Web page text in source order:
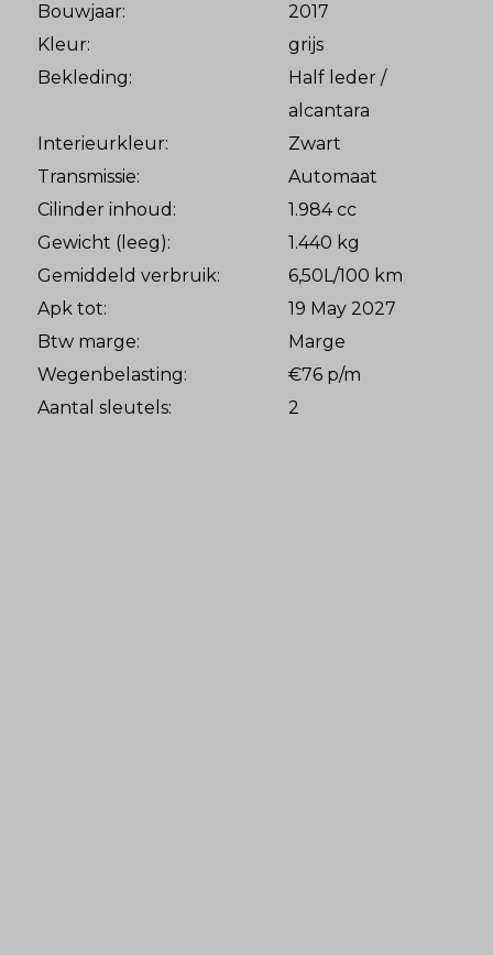
Bouwjaar:
2017
Kleur:
grijs
Bekleding:
Half leder /
alcantara
Interieurkleur:
Zwart
Transmissie:
Automaat
Cilinder inhoud:
1.984 cc
Gewicht (leeg):
1.440 kg
Gemiddeld verbruik:
6,50L/100 km
Apk tot:
19 May 2027
Btw marge:
Marge
Wegenbelasting:
€76 p/m
Aantal sleutels:
2